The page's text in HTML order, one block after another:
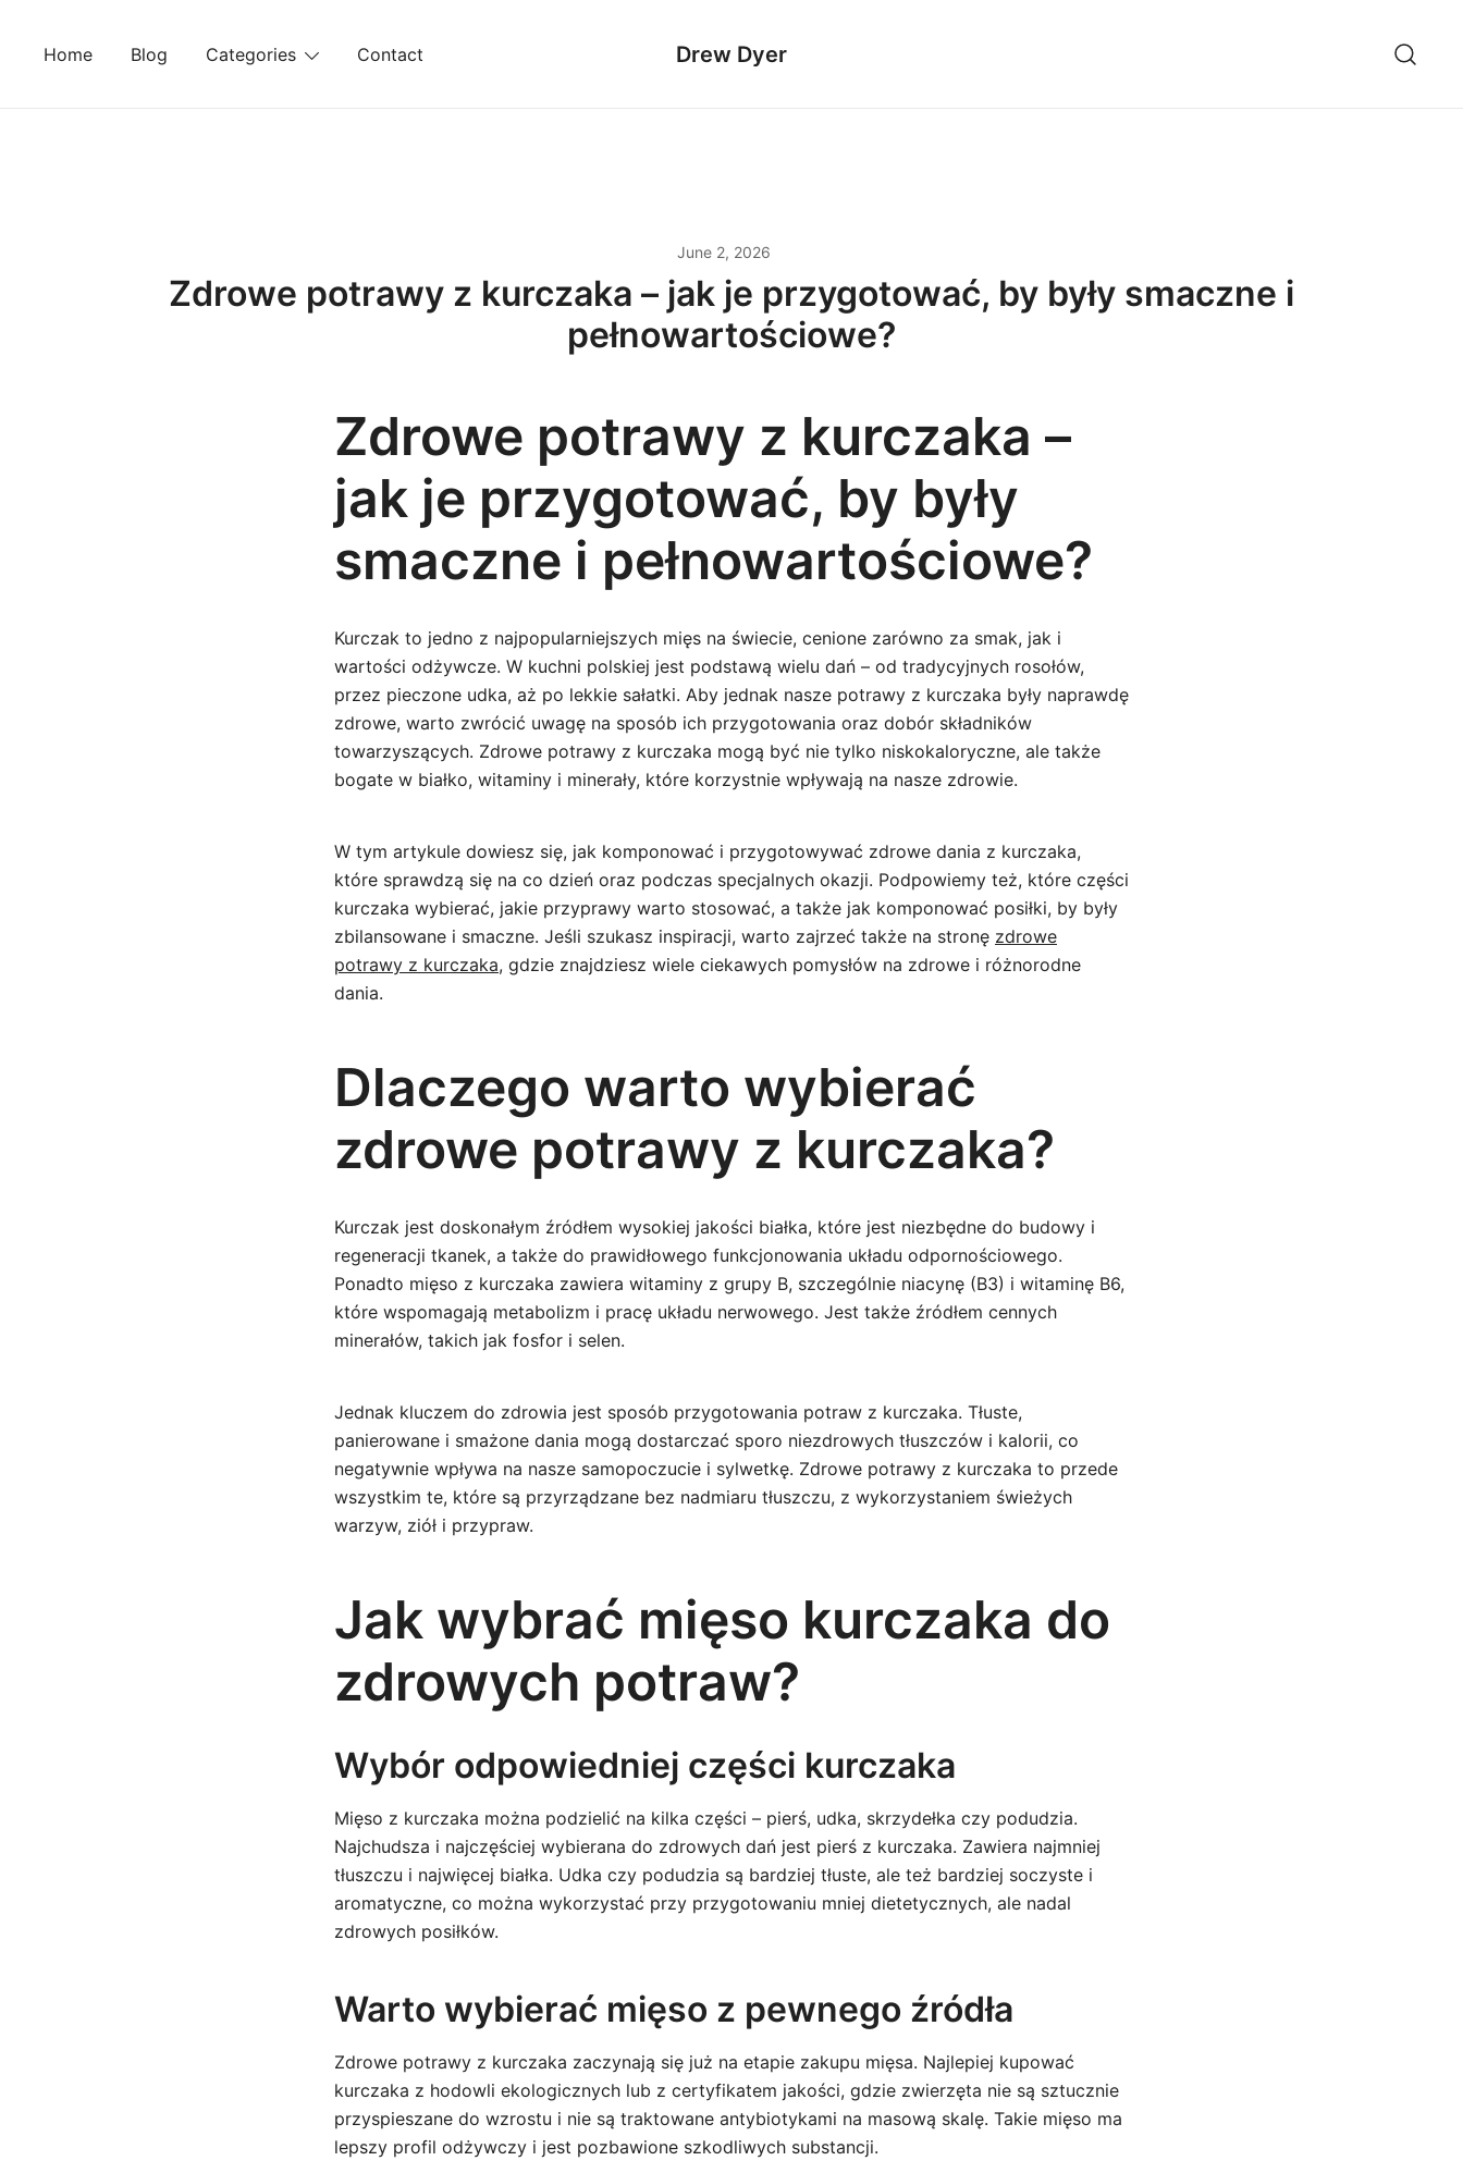
Home Blog Categories Contact Drew Dyer
June 2, 2026
Zdrowe potrawy z kurczaka – jak je przygotować, by były smaczne i
pełnowartościowe?
Zdrowe potrawy z kurczaka –
jak je przygotować, by były
smaczne i pełnowartościowe?
Kurczak to jedno z najpopularniejszych mięs na świecie, cenione zarówno za smak, jak i
wartości odżywcze. W kuchni polskiej jest podstawą wielu dań – od tradycyjnych rosołów,
przez pieczone udka, aż po lekkie sałatki. Aby jednak nasze potrawy z kurczaka były naprawdę
zdrowe, warto zwrócić uwagę na sposób ich przygotowania oraz dobór składników
towarzyszących. Zdrowe potrawy z kurczaka mogą być nie tylko niskokaloryczne, ale także
bogate w białko, witaminy i minerały, które korzystnie wpływają na nasze zdrowie.
W tym artykule dowiesz się, jak komponować i przygotowywać zdrowe dania z kurczaka,
które sprawdzą się na co dzień oraz podczas specjalnych okazji. Podpowiemy też, które części
kurczaka wybierać, jakie przyprawy warto stosować, a także jak komponować posiłki, by były
zbilansowane i smaczne. Jeśli szukasz inspiracji, warto zajrzeć także na stronę zdrowe
potrawy z kurczaka, gdzie znajdziesz wiele ciekawych pomysłów na zdrowe i różnorodne
dania.
Dlaczego warto wybierać
zdrowe potrawy z kurczaka?
Kurczak jest doskonałym źródłem wysokiej jakości białka, które jest niezbędne do budowy i
regeneracji tkanek, a także do prawidłowego funkcjonowania układu odpornościowego.
Ponadto mięso z kurczaka zawiera witaminy z grupy B, szczególnie niacynę (B3) i witaminę B6,
które wspomagają metabolizm i pracę układu nerwowego. Jest także źródłem cennych
minerałów, takich jak fosfor i selen.
Jednak kluczem do zdrowia jest sposób przygotowania potraw z kurczaka. Tłuste,
panierowane i smażone dania mogą dostarczać sporo niezdrowych tłuszczów i kalorii, co
negatywnie wpływa na nasze samopoczucie i sylwetkę. Zdrowe potrawy z kurczaka to przede
wszystkim te, które są przyrządzane bez nadmiaru tłuszczu, z wykorzystaniem świeżych
warzyw, ziół i przypraw.
Jak wybrać mięso kurczaka do
zdrowych potraw?
Wybór odpowiedniej części kurczaka
Mięso z kurczaka można podzielić na kilka części – pierś, udka, skrzydełka czy podudzia.
Najchudsza i najczęściej wybierana do zdrowych dań jest pierś z kurczaka. Zawiera najmniej
tłuszczu i najwięcej białka. Udka czy podudzia są bardziej tłuste, ale też bardziej soczyste i
aromatyczne, co można wykorzystać przy przygotowaniu mniej dietetycznych, ale nadal
zdrowych posiłków.
Warto wybierać mięso z pewnego źródła
Zdrowe potrawy z kurczaka zaczynają się już na etapie zakupu mięsa. Najlepiej kupować
kurczaka z hodowli ekologicznych lub z certyfikatem jakości, gdzie zwierzęta nie są sztucznie
przyspieszane do wzrostu i nie są traktowane antybiotykami na masową skalę. Takie mięso ma
lepszy profil odżywczy i jest pozbawione szkodliwych substancji.